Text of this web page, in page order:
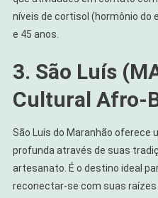
níveis de cortisol (hormônio do
e 45 anos.
3. São Luís
Cultural Afro-
São Luís do Maranhão oferece
profunda através de suas
artesanato. É o destino ideal
reconectar-se com suas raízes